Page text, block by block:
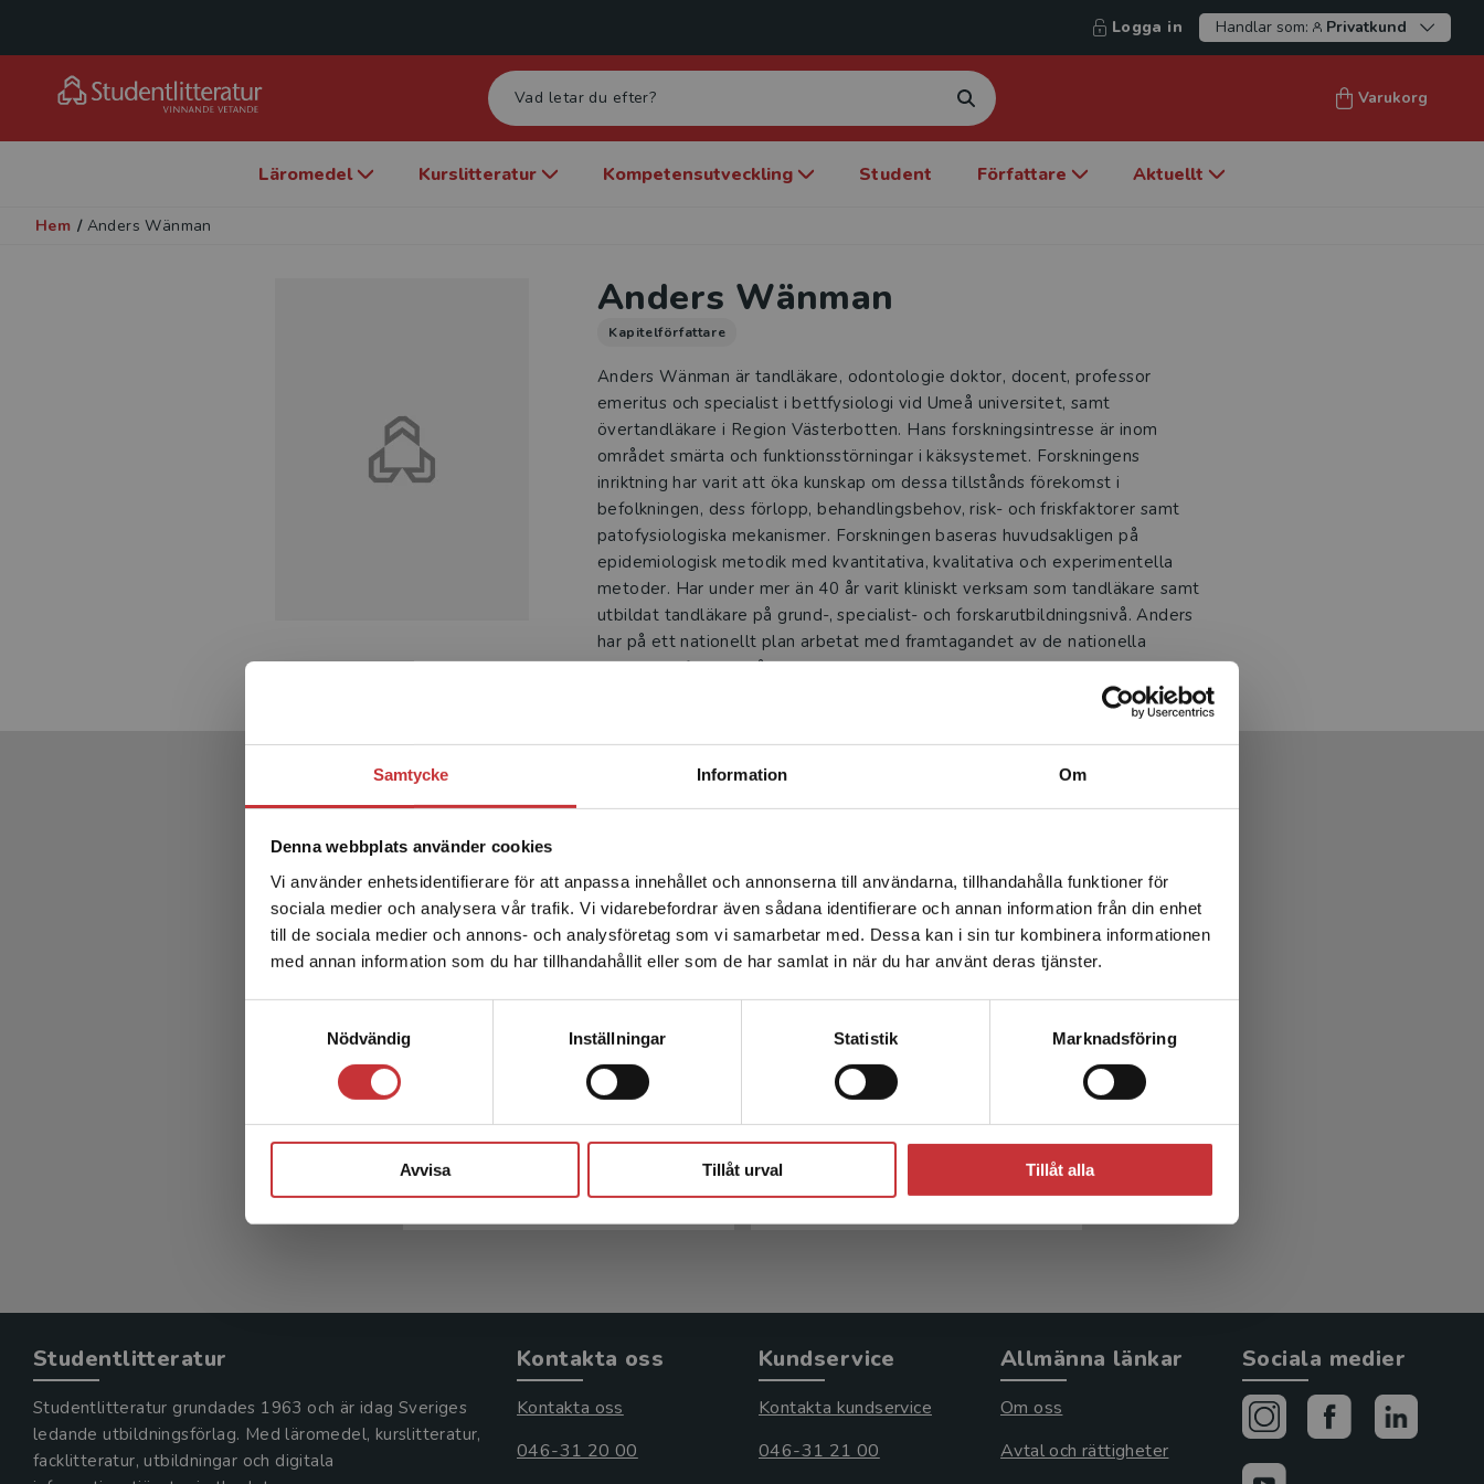
Samtycke Information Om
Denna webbplats använder cookies
Vi använder enhetsidentifierare för att anpassa innehållet och annonserna till användarna, tillhandahålla funktioner för
sociala medier och analysera vår trafik. Vi vidarebefordrar även sådana identifierare och annan information från din enhet
till de sociala medier och annons- och analysföretag som vi samarbetar med. Dessa kan i sin tur kombinera informationen
med annan information som du har tillhandahållit eller som de har samlat in när du har använt deras tjänster.
Nödvändig
Inställningar Statistik Marknadsföring
Avvisa Tillåt urval Tillåt alla
Begränsad fraktregion
Det verkar som att du besöker studentlitteratur.se via en
enhet utanför Sverige. Vi erbjuder inte leveranser utanför
Sverige. För att kunna slutföra ett köp måste
leveransadressen vara i Sverige.Läs mer
Logga in Handlar som: Privatkund
Varukorg
Läromedel Kurslitteratur Kompetensutveckling Student Författare Aktuellt
Hem / Anders Wänman
Anders Wänman
Kapitelförfattare
Anders Wänman är tandläkare, odontologie doktor, docent, professor
emeritus och specialist i bettfysiologi vid Umeå universitet, samt
övertandläkare i Region Västerbotten. Hans forskningsintresse är inom
området smärta och funktionsstörningar i käksystemet. Forskningens
inriktning har varit att öka kunskap om dessa tillstånds förekomst i
befolkningen, dess förlopp, behandlingsbehov, risk- och friskfaktorer samt
patofysiologiska mekanismer. Forskningen baseras huvudsakligen på
epidemiologisk metodik med kvantitativa, kvalitativa och experimentella
metoder. Har under mer än 40 år varit kliniskt verksam som tandläkare samt
utbildat tandläkare på grund-, specialist- och forskarutbildningsnivå. Anders
har på ett nationellt plan arbetat med framtagandet av de nationella
riktlinjerna för tandvården.
Produkter
Oral hälsa och psykologi
Hakeberg, M - Wide, U (red.)
215 kr
Exkl. moms: 203 kr
Oral hälsa och psykologi
Hakeberg, M - Wide, U (red.)
348 kr
Exkl. moms: 328 kr
Studentlitteratur
Studentlitteratur grundades 1963 och är idag Sveriges
ledande utbildningsförlag. Med läromedel, kurslitteratur,
facklitteratur, utbildningar och digitala
Kontakta oss
Kontakta oss
046-31 20 00
Kundservice
Kontakta kundservice
046-31 21 00
Allmänna länkar
Om oss
Avtal och rättigheter
Sociala medier